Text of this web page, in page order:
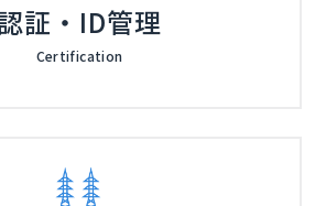
証・ID管理
Certification